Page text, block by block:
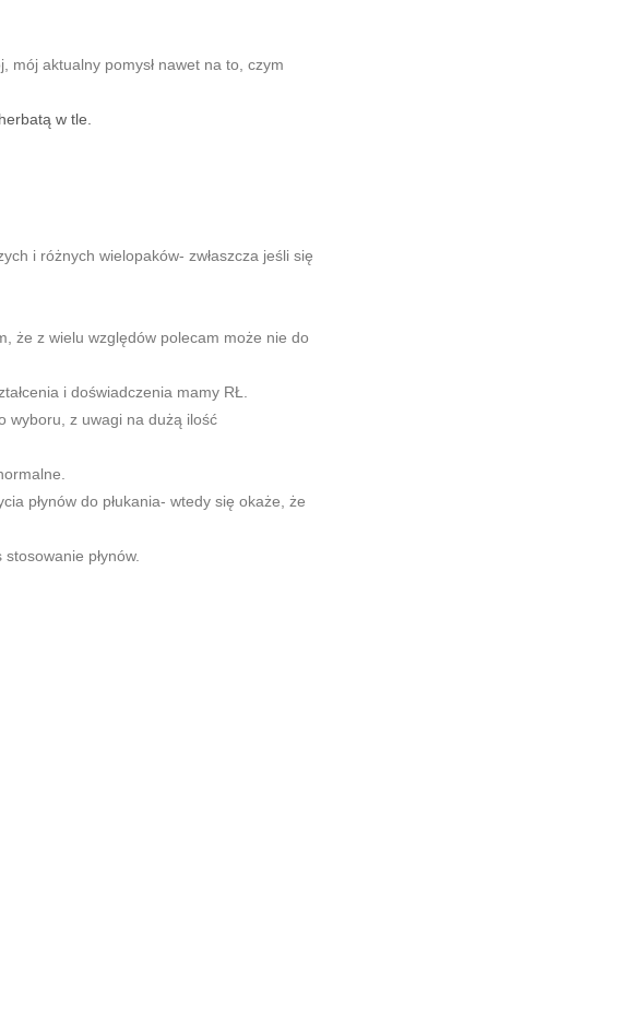
mój aktualny pomysł nawet na to, czym
w tle.
i różnych wielopaków- zwłaszcza jeśli się
że z wielu względów polecam może nie do
i doświadczenia mamy RŁ.
wyboru, z uwagi na dużą ilość
płynów do płukania- wtedy się okaże, że
płynów.